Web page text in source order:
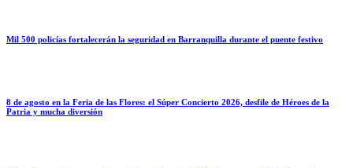
Mil 500 policías fortalecerán la seguridad en Barranquilla durante el puente festivo
8 de agosto en la Feria de las Flores: el Súper Concierto 2026, desfile de Héroes de la
Patria y mucha diversión